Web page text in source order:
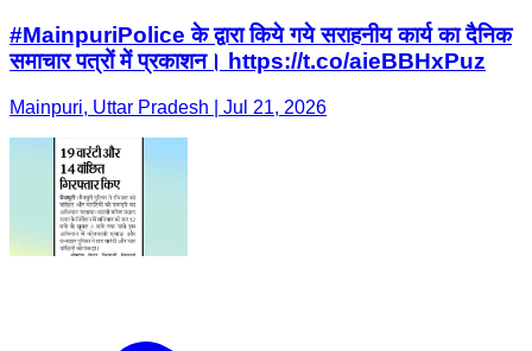
#MainpuriPolice के द्वारा किये गये सराहनीय कार्य का दैनिक
समाचार पत्रों में प्रकाशन। https://t.co/aieBBHxPuz
Mainpuri, Uttar Pradesh | Jul 21, 2026